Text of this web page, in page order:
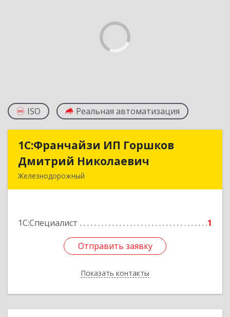
ISO Реальная автоматизация
1С:Франчайзи ИП Горшков
Дмитрий Николаевич
Железнодорожный
1С:Специалист 1
Отправить заявку
Показать контакты
1С:Франчайзи ИП Горшков
Дмитрий Николаевич
Подробнее
Отправить заявку
Назад